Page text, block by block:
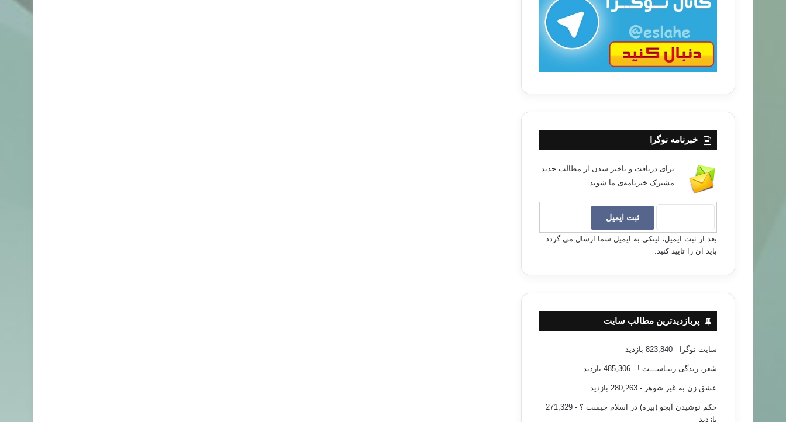
خبرنامه نوگرا
برای دریافت و باخبر شدن از مطالب جدید
مشترک خبرنامه‌ی ما شوید.
بعد از ثبت ایمیل، لینکی به ایمیل شما ارسال می گردد
باید آن را تایید کنید.
پربازدیدترین مطالب سایت
سایت نوگرا - 823,840 بازدید
شعر، زندگی زیبـاســـت ! - 485,306 بازدید
عشق زن به غیر شوهر - 280,263 بازدید
حکم نوشیدن آبجو (بیره) در اسلام چیست ؟
- 271,329
بازدید